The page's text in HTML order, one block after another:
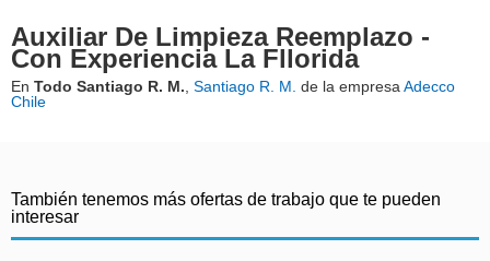
Auxiliar De Limpieza Reemplazo -
Con Experiencia La Fllorida
En Todo Santiago R. M. Santiago R. M. de la empresa Adecco
Chile
También tenemos más ofertas de trabajo que te pueden
interesar